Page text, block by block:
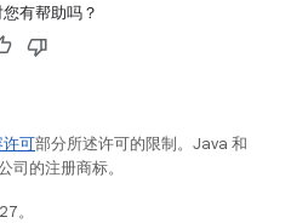
有帮助吗？
许可部分所述许可的限制。Java 和
的注册商标。
。